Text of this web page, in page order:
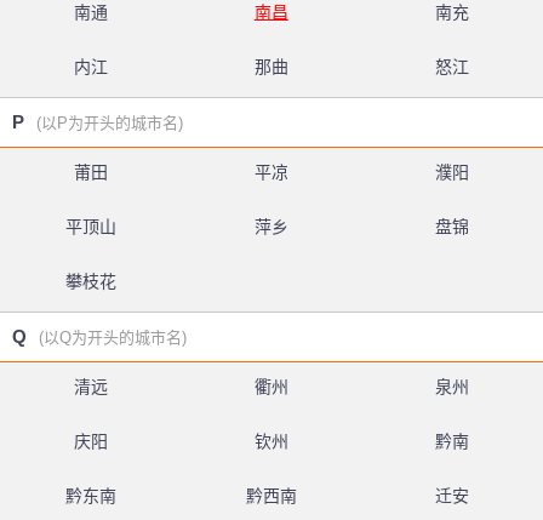
南通 南昌 南充
内江 那曲 怒江
P (以P为开头的城市名)
莆田 平凉 濮阳
平顶山 萍乡 盘锦
攀枝花
Q (以Q为开头的城市名)
清远 衢州 泉州
庆阳 钦州 黔南
黔东南 黔西南 迁安